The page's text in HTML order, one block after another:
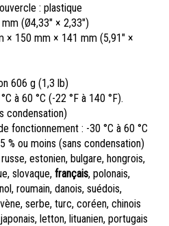
: plastique
(Ø4,33″ × 2,33″)
× 150 mm × 141 mm (5,91″ ×
606 g (1,3 lb)
à 60 °C (-22 °F à 140 °F).
condensation)
fonctionnement : -30 °C à 60 °C
% ou moins (sans condensation)
estonien, bulgare, hongrois,
slovaque, français, polonais,
roumain, danois, suédois,
serbe, turc, coréen, chinois
letton, lituanien, portugais